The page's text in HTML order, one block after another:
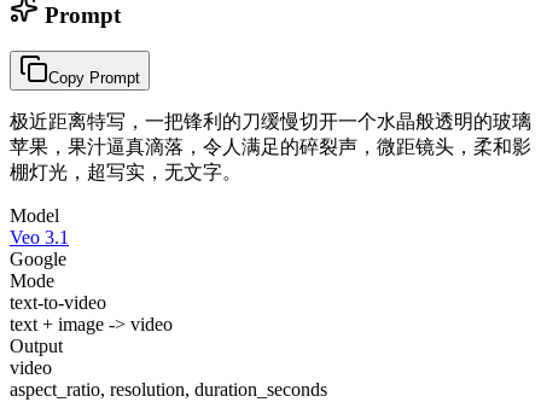
Prompt
Copy Prompt
极近距离特写，一把锋利的刀缓慢切开一个水晶般透明的玻璃
苹果，果汁逼真滴落，令人满足的碎裂声，微距镜头，柔和影
棚灯光，超写实，无文字。
Model
Veo 3.1
Google
Mode
text-to-video
text + image -> video
Output
video
aspect_ratio, resolution, duration_seconds